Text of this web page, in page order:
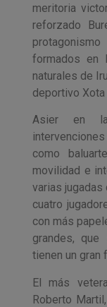
meritoria
reforzado
formados en
naturales de
deportivo Xota
Asier en la
como
movilidad e
varias
cuatro
con más
grandes,
tienen un gran
El más
Roberto